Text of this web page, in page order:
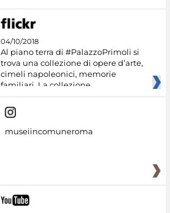
04/10/2018
Al piano terra di #PalazzoPrimoli si
trova una collezione di opere d’arte,
cimeli napoleonici, memorie
familiari. La collezione
museiincomuneroma